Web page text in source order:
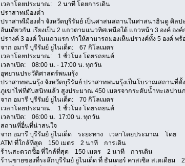
เวลาโดยประมาณ: 2 นาที โดยการเดิน
ปราสาทเมืองต่ำ
ปราสาทเืมืองต่ำ จังหวัดบุรีรัมย์ เป็นศาสนสถานในศาสนาฮินดู ศิ
อันเดียวกัน เรียงเป็น 2 แถวตามแนวทิศเหนือใต้ แถวหน้า 3 องค์ อ
ปรางค์ 3 องค์ ในแถวแรก ทำให้สามารถมองเห็นปรางค์ทั้ง 5 องค์ พ
จาก อมารี บุรีรัมย์ ยูไนเต็ด: 67 กิโลเมตร
เวลาโดยประมาณ: 1 ชั่วโมง โดยรถยนต์
เวลาเปิด: 08:00 น. - 17:00 น. ทุกวัน
อุทยานประวัติศาสตร์พนมรุ้ง
ปราสาทพนมรุ้ง จังหวัดบุรีรัมย์ ปราสาทพนมรุ้งเป็นโบราณสถานที่
ภูเขาไฟที่ดับสนิทแล้ว สูงประมาณ 450 เมตรจากระดับน้ำทะเลปา
จาก อมารี บุรีรัมย์ ยูไนเต็ด: 70 กิโลเมตร
เวลาโดยประมาณ: 1 ชั่วโมง โดยรถยนต์
เวลาเปิด: 06:00 น.  17:00 น. ทุกวัน
สถานที่อื่นที่น่าสนใจ
จาก อมารี บุรีรัมย์ ยูไนเต็ด ระยะทาง เวลาโดยประมาณ โดย
ATM ที่ใกล้ที่สุด 150 เมตร 2 นาที การเดิน
ร้านสะดวกซื้อ ที่ใกล้ที่สุด 150 เมตร 2 นาที การเดิน
ร้านขายของที่ระลึกบุรีรัมย์ ยูไนเต็ด ที่ ธันเดอร์ คาสเซิล สเตเดีย